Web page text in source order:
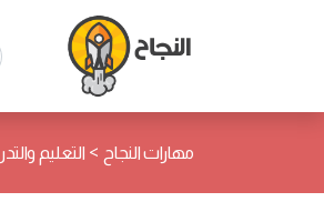
مهارات النجاح > التعليم